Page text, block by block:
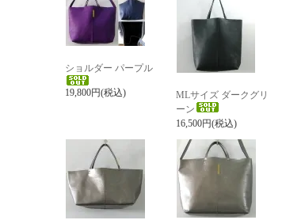
ショルダー パープル
19,800円(税込)
MLサイズ ダークグリ
ーン
16,500円(税込)